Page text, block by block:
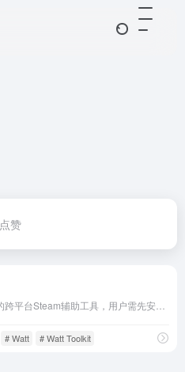
点赞
# Watt # Watt Toolkit